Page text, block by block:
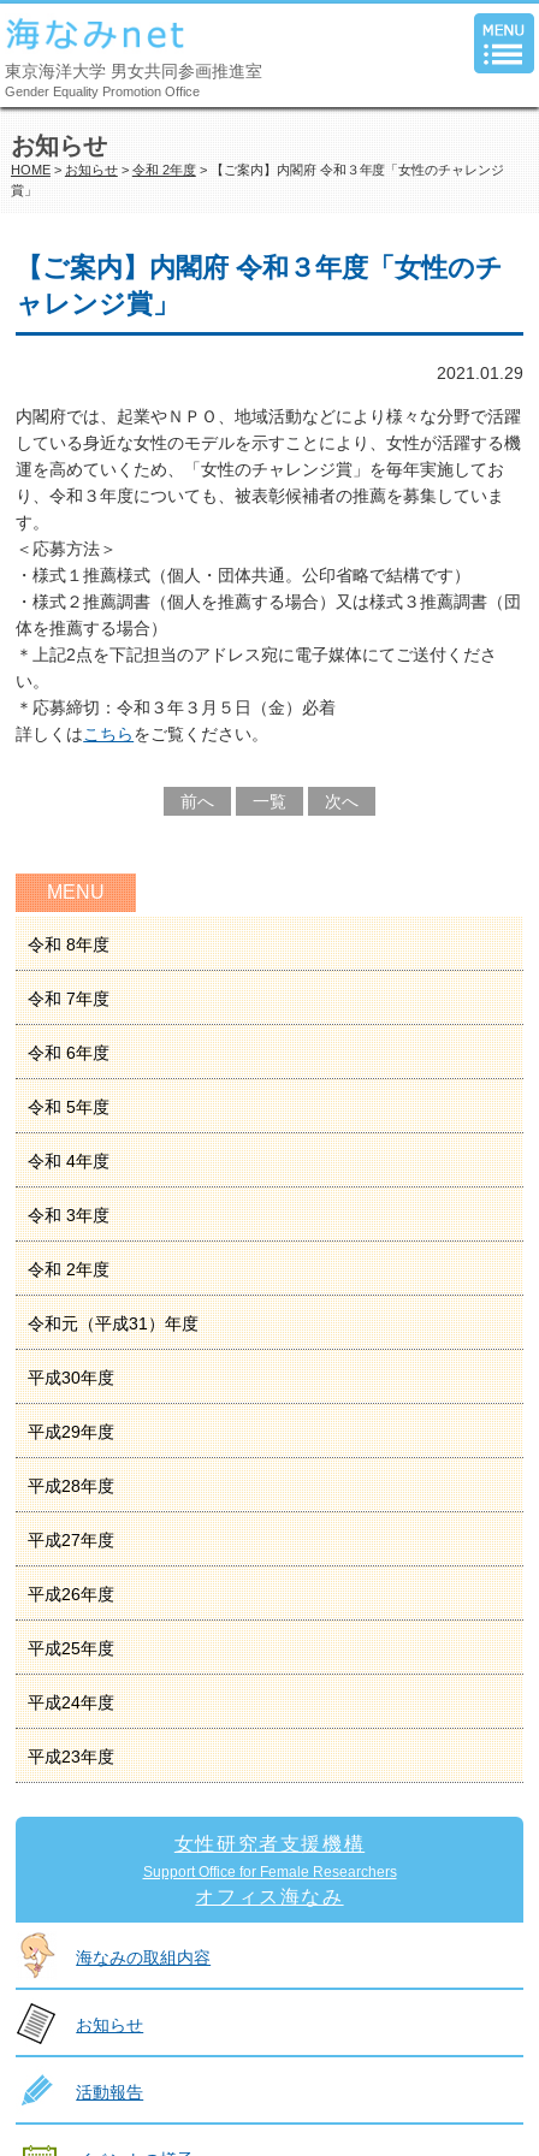
東京海洋大学 男女共同参画推進室
Gender Equality Promotion Office
お知らせ
HOME> お知らせ> 令和 2年度> 【ご案内】内閣府 令和３年度「女性のチャレンジ
賞」
【ご案内】内閣府 令和３年度「女性のチ
ャレンジ賞」
2021.01.29
内閣府では、起業やＮＰＯ、地域活動などにより様々な分野で活躍
している身近な女性のモデルを示すことにより、女性が活躍する機
運を高めていくため、「女性のチャレンジ賞」を毎年実施してお
り、令和３年度についても、被表彰候補者の推薦を募集していま
す。
＜応募方法＞
・様式１推薦様式（個人・団体共通。公印省略で結構です）
・様式２推薦調書（個人を推薦する場合）又は様式３推薦調書（団
体を推薦する場合）
＊上記2点を下記担当のアドレス宛に電子媒体にてご送付くださ
い。
＊応募締切：令和３年３月５日（金）必着
詳しくはこちらをご覧ください。
前へ 一覧 次へ
MENU
令和 8年度
令和 7年度
令和 6年度
令和 5年度
令和 4年度
令和 3年度
令和 2年度
令和元（平成31）年度
平成30年度
平成29年度
平成28年度
平成27年度
平成26年度
平成25年度
平成24年度
平成23年度
女性研究者支援機構
Support Office for Female Researchers
オフィス海なみ
海なみの取組内容
お知らせ
活動報告